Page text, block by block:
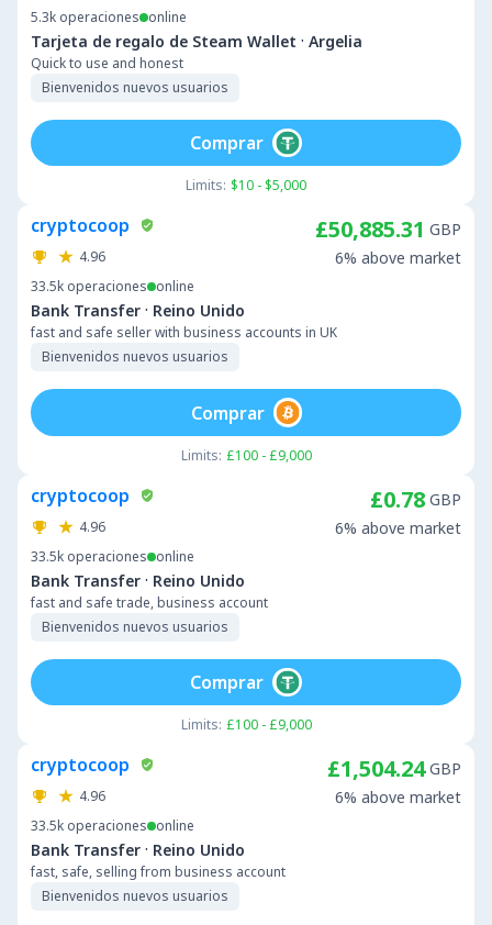
5.3k operaciones online
Tarjeta de regalo de Steam Wallet · Argelia
Quick to use and honest
Bienvenidos nuevos usuarios
Limits: $10 - $5,000
Comprar
cryptocoop
4.96
33.5k operaciones online
Bank Transfer · Reino Unido
fast and safe seller with business accounts in UK
Bienvenidos nuevos usuarios
£50,885.31 GBP
6% above market
Limits: £100 - £9,000
Comprar
cryptocoop
4.96
33.5k operaciones online
Bank Transfer · Reino Unido
fast and safe trade, business account
Bienvenidos nuevos usuarios
£0.78 GBP
6% above market
Limits: £100 - £9,000
Comprar
cryptocoop
4.96
33.5k operaciones online
Bank Transfer · Reino Unido
fast, safe, selling from business account
Bienvenidos nuevos usuarios
£1,504.24 GBP
6% above market